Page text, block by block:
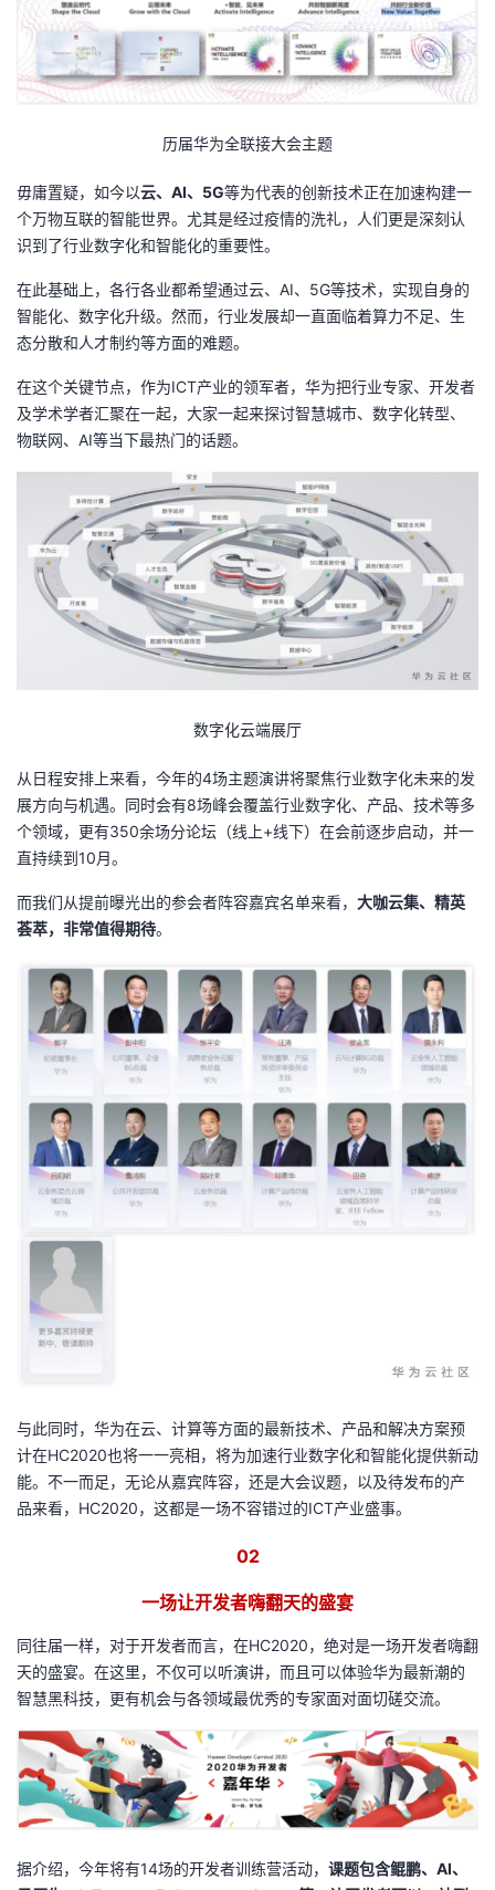
者
学
我
的
课
我
的
证
我
实
验
的
收
藏
支
持
的
技
术
持
我
的
云
建
历届华为全联接大会主题
毋庸置疑，如今以云、AI、5G等为代表的创新技术正在加速构建一
个万物互联的智能世界。尤其是经过疫情的洗礼，人们更是深刻认
识到了行业数字化和智能化的重要性。
在此基础上，各行各业都希望通过云、AI、5G等技术，实现自身的
智能化、数字化升级。然而，行业发展却一直面临着算力不足、生
态分散和人才制约等方面的难题。
在这个关键节点，作为ICT产业的领军者，华为把行业专家、开发者
及学术学者汇聚在一起，大家一起来探讨智慧城市、数字化转型、
物联网、AI等当下最热门的话题。
数字化云端展厅
从日程安排上来看，今年的4场主题演讲将聚焦行业数字化未来的发
展方向与机遇。同时会有8场峰会覆盖行业数字化、产品、技术等多
个领域，更有350余场分论坛（线上+线下）在会前逐步启动，并一
直持续到10月。
而我们从提前曝光出的参会者阵容嘉宾名单来看， 大咖云集、精英
荟萃，非常值得期待。
与此同时，华为在云、计算等方面的最新技术、产品和解决方案预
计在HC2020也将一一亮相，将为加速行业数字化和智能化提供新动
能。不一而足，无论从嘉宾阵容，还是大会议题，以及待发布的产
品来看，HC2020，这都是一场不容错过的ICT产业盛事。
02
一场让开发者嗨翻天的盛宴
同往届一样，对于开发者而言，在HC2020，绝对是一场开发者嗨翻
天的盛宴。在这里，不仅可以听演讲，而且可以体验华为最新潮的
智慧黑科技，更有机会与各领域最优秀的专家面对面切磋交流。
据介绍，今年将有14场的开发者训练营活动， 课题包含鲲鹏、AI、